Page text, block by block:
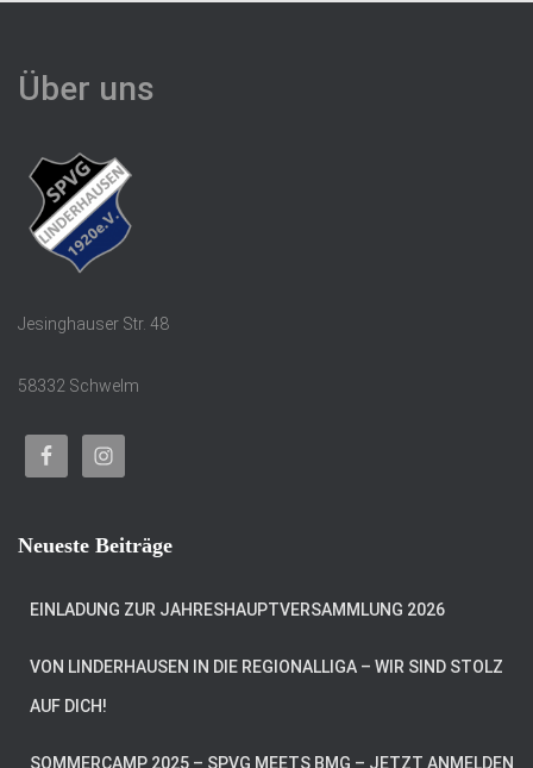
Über uns
Jesinghauser Str. 48
58332 Schwelm
Neueste Beiträge
EINLADUNG ZUR JAHRESHAUPTVERSAMMLUNG 2026
VON LINDERHAUSEN IN DIE REGIONALLIGA – WIR SIND STOLZ
AUF DICH!
SOMMERCAMP 2025 – SPVG MEETS BMG – JETZT ANMELDEN